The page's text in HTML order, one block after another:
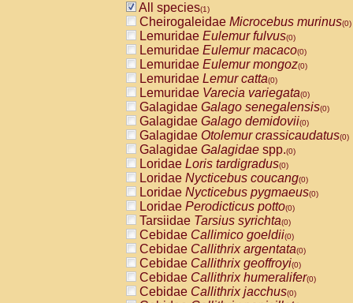
All species(1)
Cheirogaleidae Microcebus murinus(0)
Lemuridae Eulemur fulvus(0)
Lemuridae Eulemur macaco(0)
Lemuridae Eulemur mongoz(0)
Lemuridae Lemur catta(0)
Lemuridae Varecia variegata(0)
Galagidae Galago senegalensis(0)
Galagidae Galago demidovii(0)
Galagidae Otolemur crassicaudatus(0)
Galagidae Galagidae spp.(0)
Loridae Loris tardigradus(0)
Loridae Nycticebus coucang(0)
Loridae Nycticebus pygmaeus(0)
Loridae Perodicticus potto(0)
Tarsiidae Tarsius syrichta(0)
Cebidae Callimico goeldii(0)
Cebidae Callithrix argentata(0)
Cebidae Callithrix geoffroyi(0)
Cebidae Callithrix humeralifer(0)
Cebidae Callithrix jacchus(0)